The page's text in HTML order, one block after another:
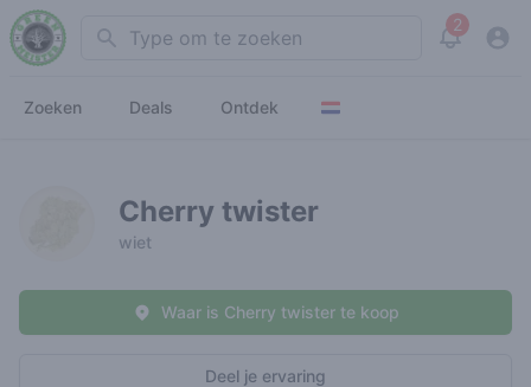
Search 2
View
Zoeken Deals Ontdek
Cherry twister
wiet
Deel je ervaring
Waar is Cherry twister te koop